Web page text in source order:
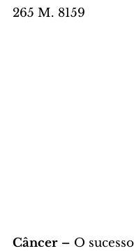
265 M. 8159
Câncer – O